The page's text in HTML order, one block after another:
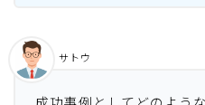
サトウ